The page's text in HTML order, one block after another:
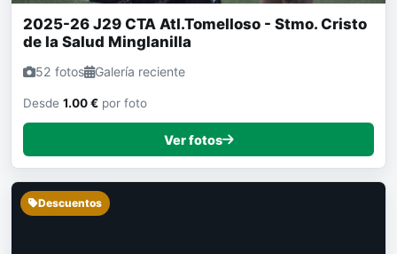
2025-26 J29 CTA Atl.Tomelloso - Stmo. Cristo
de la Salud Minglanilla
52 fotos Galería reciente
Desde 1.00 € por foto
Ver fotos
Descuentos